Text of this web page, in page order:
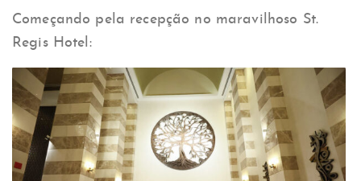
Começando pela recepção no maravilhoso St.
Regis Hotel: